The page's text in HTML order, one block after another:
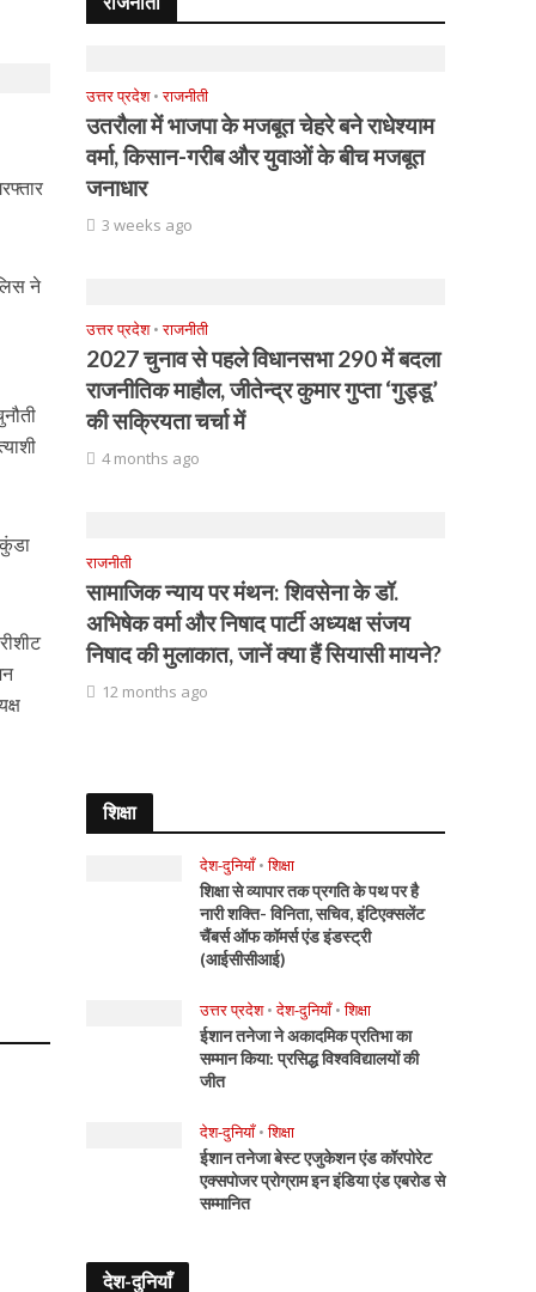
ने
उत्तर प्रदेश • राजनीती
उतरौला में भाजपा के मजबूत चेहरे बने राधेश्याम
वर्मा, किसान-गरीब और युवाओं के बीच मजबूत
जनाधार
3 weeks ago
उत्तर प्रदेश • राजनीती
2027 चुनाव से पहले विधानसभा 290 में बदला
राजनीतिक माहौल, जीतेन्द्र कुमार गुप्ता ‘गुड्डू’
की सक्रियता चर्चा में
4 months ago
राजनीती
सामाजिक न्याय पर मंथन: शिवसेना के डॉ.
अभिषेक वर्मा और निषाद पार्टी अध्यक्ष संजय
निषाद की मुलाकात, जानें क्या हैं सियासी मायने?
12 months ago
शिक्षा
देश-दुनियाँ • शिक्षा
शिक्षा से व्यापार तक प्रगति के पथ पर है
नारी शक्ति- विनिता, सचिव, इंटिएक्सलेंट
चैंबर्स ऑफ कॉमर्स एंड इंडस्ट्री
(आईसीसीआई)
उत्तर प्रदेश • देश-दुनियाँ • शिक्षा
ईशान तनेजा ने अकादमिक प्रतिभा का
सम्मान किया: प्रसिद्ध विश्वविद्यालयों की
जीत
देश-दुनियाँ • शिक्षा
ईशान तनेजा बेस्ट एजुकेशन एंड कॉरपोरेट
एक्सपोजर प्रोग्राम इन इंडिया एंड एबरोड से
सम्मानित
देश-दुनियाँ